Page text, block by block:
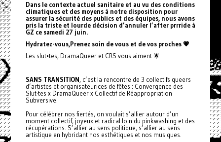
Dans le contexte actuel sanitaire et au vu des conditions
climatiques et des moyens à notre disposition pour
assurer la sécurité des publics et des équipes, nous avons
pris la triste et lourde décision d’annuler l’after prrride à
GZ ce samedi 27 juin.
Hydratez-vous,Prenez soin de vous et de vos proches 💗
Les slut•tes, DramaQueer et CRS vous aiment 🌟
SANS TRANSITION, c’est la rencontre de 3 collectifs queers
d’artistes et organisateurices de fêtes : Convergence des
Slut·tes x DramaQueer x Collectif de Réappropriation
Subversive.
Pour célébrer nos fiertés, on voulait s’allier autour d’un
moment collectif, joyeux et radical loin du pinkwashing et des
récupérations. S’allier au sens politique, s’allier au sens
artistique en hybridant nos esthétiques et nos musiques.